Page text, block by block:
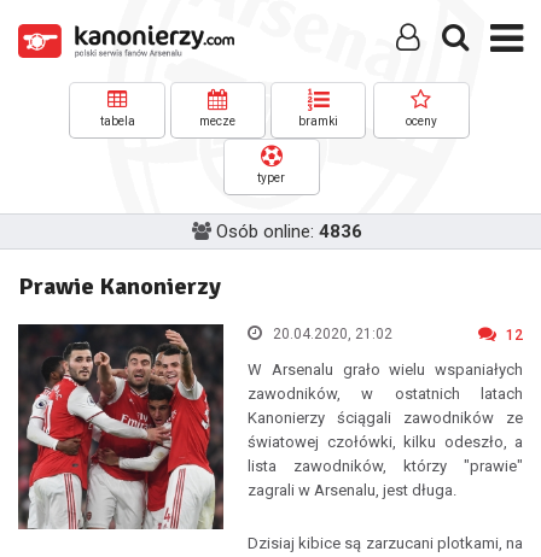
tabela mecze bramki oceny
typer
Osób online: 4836
Prawie Kanonierzy
20.04.2020, 21:02 12
W Arsenalu grało wielu wspaniałych
zawodników, w ostatnich latach
Kanonierzy ściągali zawodników ze
światowej czołówki, kilku odeszło, a
lista zawodników, którzy "prawie"
zagrali w Arsenalu, jest długa.
Dzisiaj kibice są zarzucani plotkami, na